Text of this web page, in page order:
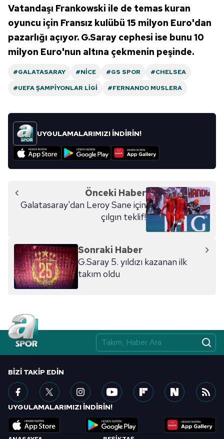
Vatandaşı Frankowski ile de temas kuran
oyuncu için Fransız kulübü 15 milyon Euro'dan
pazarlığı açıyor. G.Saray cephesi ise bunu 10
milyon Euro'nun altına çekmenin peşinde.
#GALATASARAY #NICE #GS SPOR
#CHELSEA
#UEFA ŞAMPIYONLAR LIGI
#FERNANDO MUSLERA
UYGULAMALARIMIZI İNDİRİN!
Önceki Haber
Galatasaray'dan Leroy Sane için
çılgın teklif!
Sonraki Haber
G.Saray 5. yıldızı kazanan ilk
takım oldu
BIZI TAKIP EDIN
UYGULAMALARIMIZI İNDİRİN!